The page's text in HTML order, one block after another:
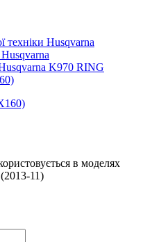
техніки Husqvarna
Husqvarna
K970 RING
в моделях
11)